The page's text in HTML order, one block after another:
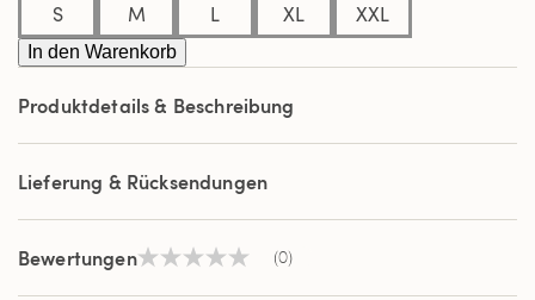
S M L XL XXL
In den Warenkorb
Produktdetails & Beschreibung
Lieferung & Rücksendungen
BewertungenKein (0)